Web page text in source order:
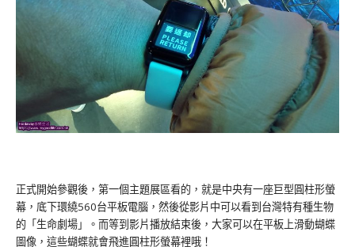
正式開始參觀後，第一個主題展區看的，就是中央有一座巨型圓柱形螢
幕，底下環繞560台平板電腦，然後從影片中可以看到台灣特有種生物
的「生命劇場」。而等到影片播放結束後，大家可以在平板上滑動蝴蝶
圖像，這些蝴蝶就會飛進圓柱形螢幕裡哦！